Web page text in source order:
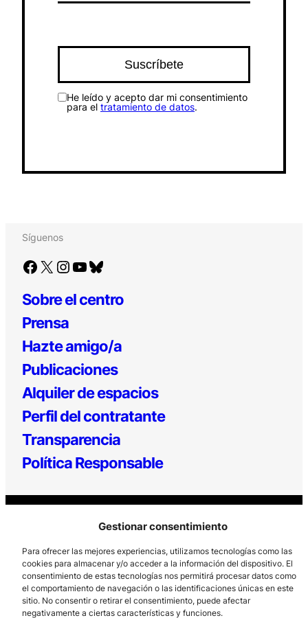
Gestionar consentimiento
Para ofrecer las mejores experiencias, utilizamos tecnologías como las
cookies para almacenar y/o acceder a la información del dispositivo. El
consentimiento de estas tecnologías nos permitirá procesar datos como
el comportamiento de navegación o las identificaciones únicas en este
sitio. No consentir o retirar el consentimiento, puede afectar
negativamente a ciertas características y funciones.
He leído y acepto dar mi consentimiento
para el tratamiento de datos.
Síguenos
Facebook X Instagram YouTube Bluesky
Sobre el centro
Prensa
Hazte amigo/a
Publicaciones
Alquiler de espacios
Perfil del contratante
Transparencia
Política Responsable
Los Prados, 121 – 33203 Gijón
985 185 577 – info@laboralcentrodearte.org